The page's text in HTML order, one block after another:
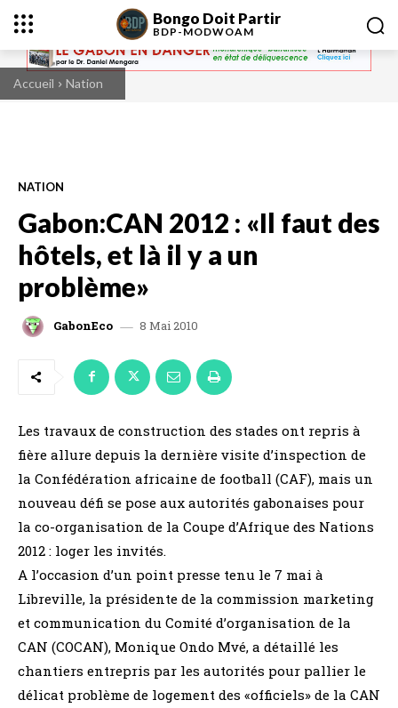
Bongo Doit Partir
BDP-MODWOAM
Accueil Nation
NATION
Gabon:CAN 2012 : «Il faut des
hôtels, et là il y a un
problème»
GabonEco 8 Mai 2010
Les travaux de construction des stades ont repris à
fière allure depuis la dernière visite d’inspection de
la Confédération africaine de football (CAF), mais un
nouveau défi se pose aux autorités gabonaises pour
la co-organisation de la Coupe d’Afrique des Nations
2012 : loger les invités.
A l’occasion d’un point presse tenu le 7 mai à
Libreville, la présidente de la commission marketing
et communication du Comité d’organisation de la
CAN (COCAN), Monique Ondo Mvé, a détaillé les
chantiers entrepris par les autorités pour pallier le
délicat problème de logement des «officiels» de la CAN